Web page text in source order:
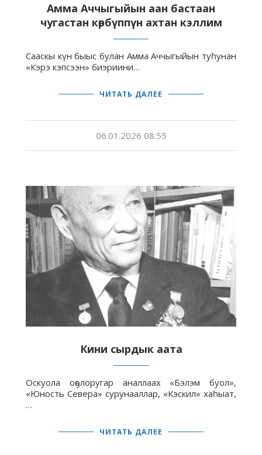
Амма Аччыгыйын аан бастаан
чугастан көрбүппүн ахтан кэллим
Сааскы күн быыс булан Амма Аччыгыйын туһунан
«Кэрэ кэпсээн» биэриини…
ЧИТАТЬ ДАЛЕЕ
06.01.2026 08:55
Кини сырдык аата
Оскуола оҕолоругар аналлаах «Бэлэм буол»,
«Юность Севера» сурунааллар, «Кэскил» хаһыат,
…
ЧИТАТЬ ДАЛЕЕ